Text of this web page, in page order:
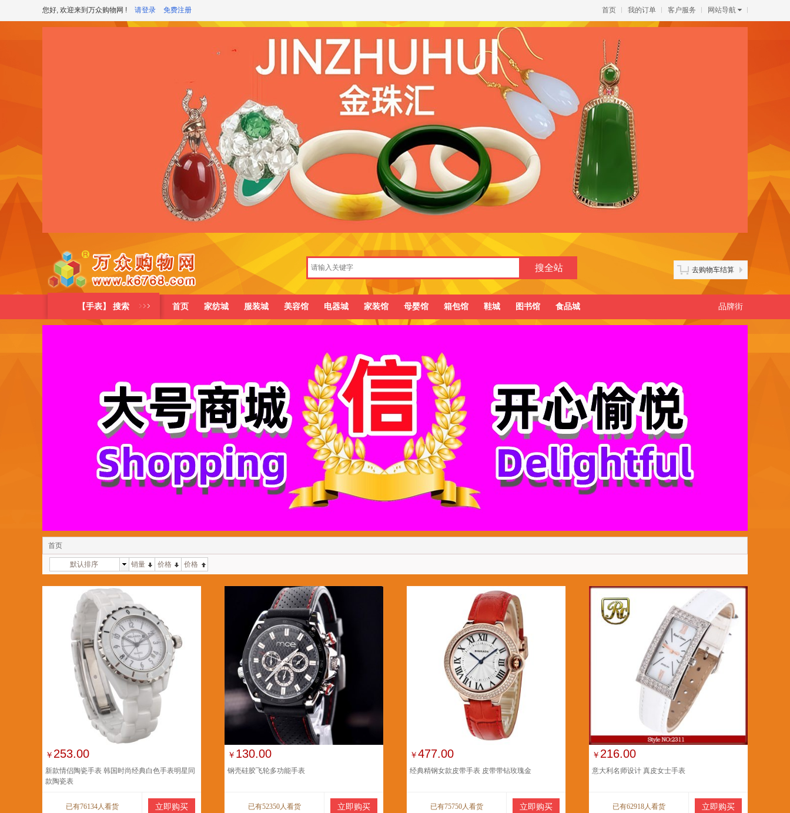
您好, 欢迎来到万众购物网 ! 请登录 免费注册 首页 我的订单 客户服务 网站导航
去购物车结算
【手表】 搜索 首页 家纺城 服装城 美容馆 电器城 家装馆 母婴馆 箱包馆 鞋城 图书馆 食品城 品牌街
首页
默认排序 销量 价格 价格
￥ 253.00
新款情侣陶瓷手表 韩国时尚经典白色手表明星同
款陶瓷表
已有76134人看货 立即购买
￥ 130.00
钢壳硅胶飞轮多功能手表
已有52350人看货 立即购买
￥477.00
经典精钢女款皮带手表 皮带带钻玫瑰金
已有75750人看货 立即购买
￥ 216.00
意大利名师设计 真皮女士手表
已有62918人看货 立即购买